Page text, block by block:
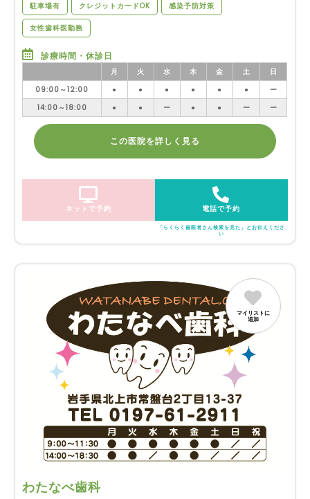
駐車場有 クレジットカードOK 感染予防対策
女性歯科医勤務
診療時間・休診日
月 火 水 木 金 土
日
09:00～12:00
● ● ● ● ● ●
ー
14:00～18:00
● ● ー ● ● ー ー
この医院を詳しく見る
ネットで予約 電話で予約
「らくらく歯医者さん検索を見た」とお伝えくださ
い
わたなべ歯科
マイリストに
追加